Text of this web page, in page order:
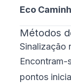
Eco
Métodos
Sinalização
Encontram-
pontos